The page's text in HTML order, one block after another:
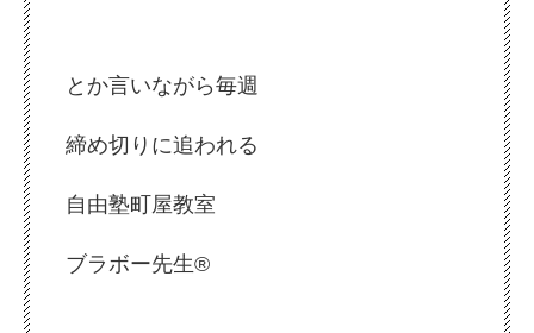
とか言いながら毎週
締め切りに追われる
自由塾町屋教室
ブラボー先生®